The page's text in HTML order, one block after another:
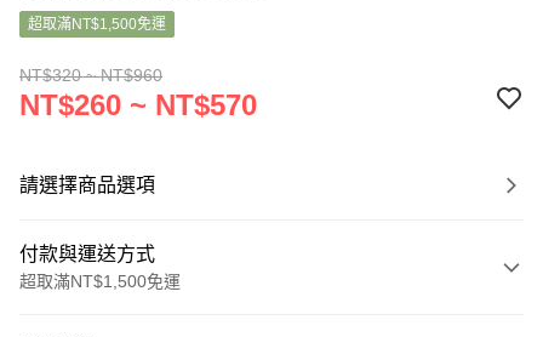
超取滿NT$1,500免運
NT$320 ~ NT$960
NT$260 ~ NT$570
請選擇商品選項
付款與運送方式
超取滿NT$1,500免運